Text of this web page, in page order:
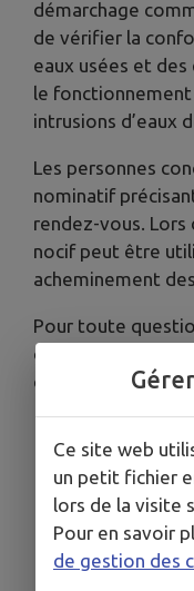
démarchage
de vérifier la
eaux usées et des
le
intrusions d’eaux
Les personnes
nominatif
rendez-vous.
nocif peut être
acheminement
Pour toute
contacter les
courrier reçu.
Ce site web
un petit fichier
lors de la visite
Pour en savoir
de gestion des